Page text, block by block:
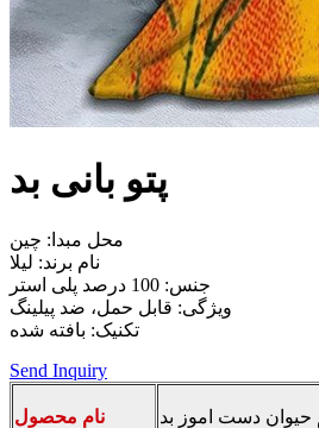
پتو بانی بد
محل مبدا: چین
نام برند: لیلا
جنس: 100 درصد پلی استر
ویژگی: قابل حمل، ضد پیلینگ
تکنیک: بافته شده
Send Inquiry
نام محصول حیوان دست اموز بد